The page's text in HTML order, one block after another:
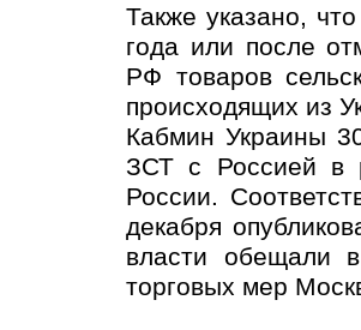
Также указано,
года или после
РФ товаров
происходящих из
Кабмин Украины
ЗСТ с Россией в
России.
декабря
власти обещали
торговых мер